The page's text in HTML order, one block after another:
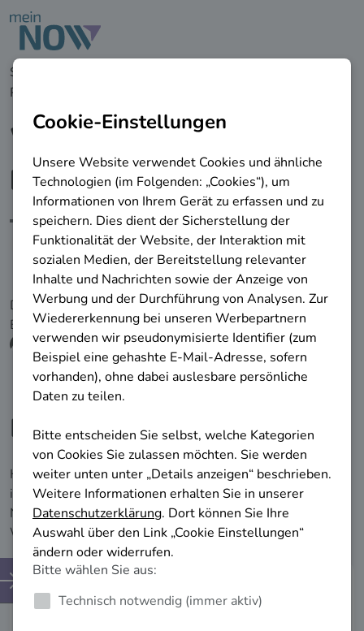
zu den Hauptinhalten springen
Startseite
Perspektiven
Wirtschaftspädagoge/-
pädagogin
Berufliche Einsatzmöglichkeit
Die folgenden Informationen werden von der
Bundesagentur für Arbeit bereitgestellt.
Berufliche Impulse erhalten!
Hier finden Sie relevante Informationen, die Ihnen helfen,
in Ihrer aktuellen beruflichen Situation voranzukommen.
Nutzen Sie diese Erkenntnisse, um Ihre berufliche
Weiterentwicklung erfolgreich zu planen.